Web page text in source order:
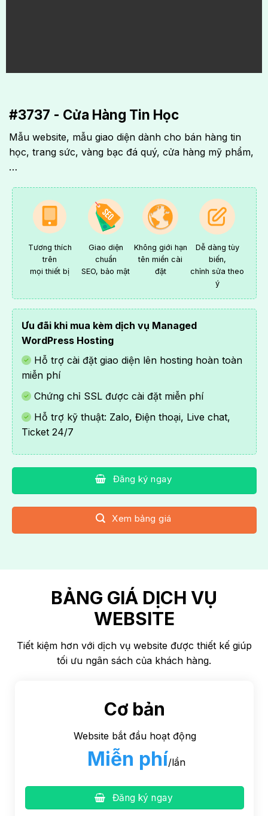
#3737 - Cửa Hàng Tin Học
Mẫu website, mẫu giao diện dành cho bán hàng tin
học, trang sức, vàng bạc đá quý, cửa hàng mỹ phẩm,
…
Tương thích
trên
mọi thiết bị
Giao diện
chuẩn
SEO, bảo mật
Không giới hạn
tên miền cài
đặt
Dễ dàng tùy
biến,
chỉnh sửa theo
ý
Ưu đãi khi mua kèm dịch vụ Managed
WordPress Hosting
Hỗ trợ cài đặt giao diện lên hosting hoàn toàn
miễn phí
Chứng chỉ SSL được cài đặt miễn phí
Hỗ trợ kỹ thuật: Zalo, Điện thoại, Live chat,
Ticket 24/7
Đăng ký ngay
Xem bảng giá
BẢNG GIÁ DỊCH VỤ
WEBSITE
Tiết kiệm hơn với dịch vụ website được thiết kế giúp
tối ưu ngân sách của khách hàng.
Cơ bản
Website bắt đầu hoạt động
Miễn phí/lần
Đăng ký ngay